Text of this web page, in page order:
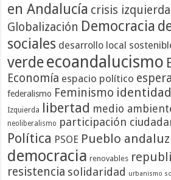
en Andalucía crisis izquierda
Globalización Democracia
sociales desarrollo local
verdeecoandalucismo
Economía espacio político
federalismo Feminismo
Izquierda libertad medio
neoliberalismo participación
Política PSOE Pueblo andaluz
democracia renovables
resistencia solidaridad urbanismo